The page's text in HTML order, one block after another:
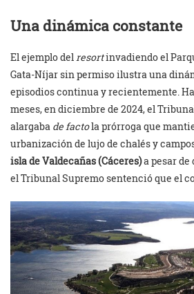
Una dinámica constante
El ejemplo del resortinvadiendo el
Gata-Níjar sin permiso ilustra una
episodios continua y recientemente.
meses, en diciembre de 2024, el
alargaba de factola prórroga que
urbanización de lujo de chalés y
isla de Valdecañas (Cáceres)a pesar de
el Tribunal Supremo sentenció que el